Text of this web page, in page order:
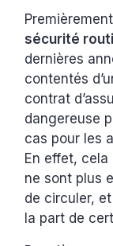
sécurité
dernières
contentés
contrat
dangereuse
cas pour les
En effet,
ne sont plus
de circuler,
la part de